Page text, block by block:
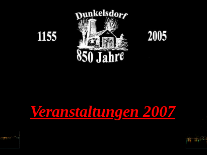
Veranstaltungen 2007